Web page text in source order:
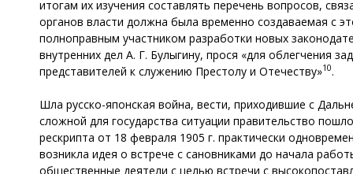
итогам их изучения составлять перечень вопросов,
органов власти должна была временно создаваемая с
полноправным участником разработки новых
внутренних дел А. Г. Булыгину, прося «для облегчения
представителей к служению Престолу и Отечеству»10.
Шла русско-японская война, вести, приходившие с
сложной для государства ситуации правительство
рескрипта от 18 февраля 1905 г. практически
возникла идея о встрече с сановниками до начала
общественные деятели с целью встречи с